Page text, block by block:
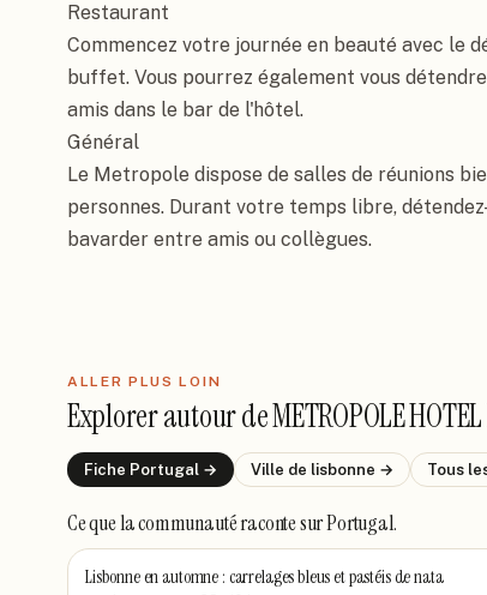
Restaurant
Commencez votre journée en beauté avec le
buffet. Vous pourrez également vous
amis dans le bar de l'hôtel.
Général
Le Metropole dispose de salles de réunions
personnes. Durant votre temps libre,
bavarder entre amis ou collègues.
ALLER PLUS LOIN
Explorer autour deMETROPOLE
Fiche Portugal → Ville de lisbonne → Tous
Ce que la communauté racontesur Portugal.
Lisbonne en automne : carrelages bleus et pastéis de nata